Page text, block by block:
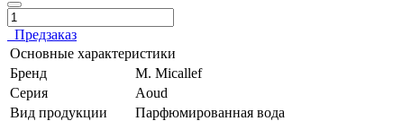
Предзаказ
Основные характеристики
Бренд
M. Micallef
Серия
Aoud
Вид продукции
Парфюмированная вода